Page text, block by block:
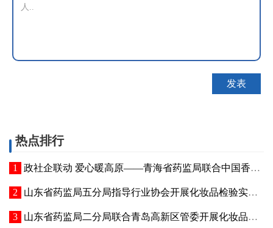
热点排行
政社企联动 爱心暖高原——青海省药监局联合中国香料香精化妆品工业协会开展公益捐赠活动
山东省药监局五分局指导行业协会开展化妆品检验实操专项培训
山东省药监局二分局联合青岛高新区管委开展化妆品新原料注册备案赋能专题交流活动